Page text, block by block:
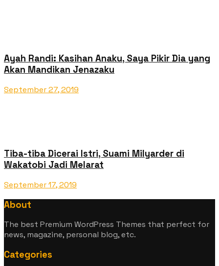
Ayah Randi: Kasihan Anaku, Saya Pikir Dia yang
Akan Mandikan Jenazaku
September 27, 2019
Tiba-tiba Dicerai Istri, Suami Milyarder di
Wakatobi Jadi Melarat
September 17, 2019
About
The best Premium WordPress Themes that perfect for
news, magazine, personal blog, etc.
Categories